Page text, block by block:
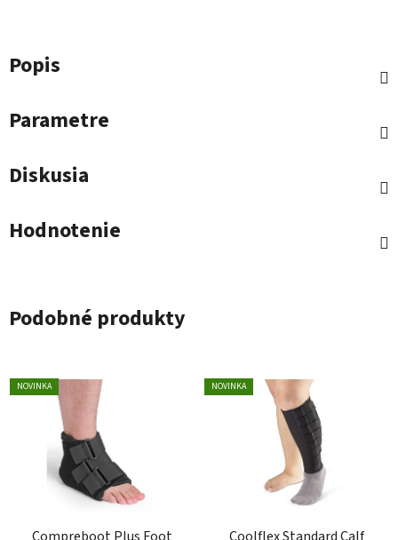
Popis
Parametre
Diskusia
Hodnotenie
Podobné produkty
NOVINKA NOVINKA